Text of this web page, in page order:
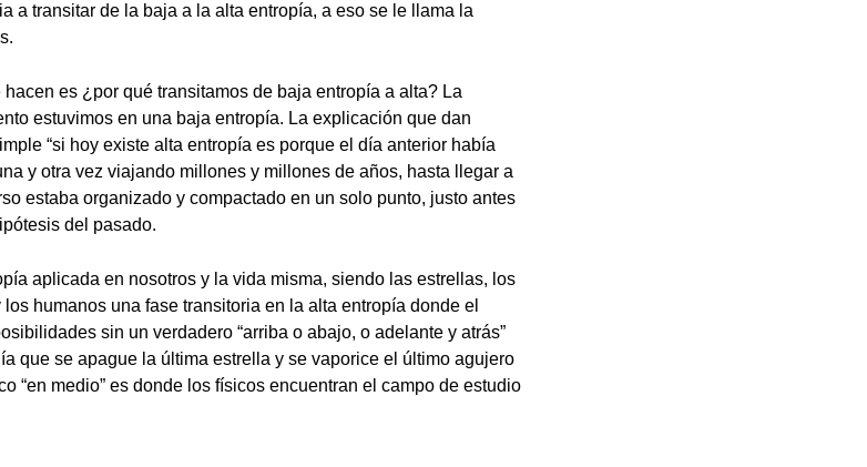
a transitar de la baja a la alta entropía, a eso se le llama la
es ¿por qué transitamos de baja entropía a alta? La
estuvimos en una baja entropía. La explicación que dan
“si hoy existe alta entropía es porque el día anterior había
y otra vez viajando millones y millones de años, hasta llegar a
estaba organizado y compactado en un solo punto, justo antes
del pasado.
aplicada en nosotros y la vida misma, siendo las estrellas, los
humanos una fase transitoria en la alta entropía donde el
sin un verdadero “arriba o abajo, o adelante y atrás”
que se apague la última estrella y se vaporice el último agujero
“en medio” es donde los físicos encuentran el campo de estudio